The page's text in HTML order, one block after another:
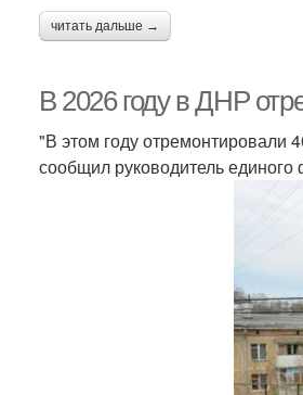
читать дальше →
В 2026 году в ДНР
"В этом году отремонтировали
сообщил руководитель